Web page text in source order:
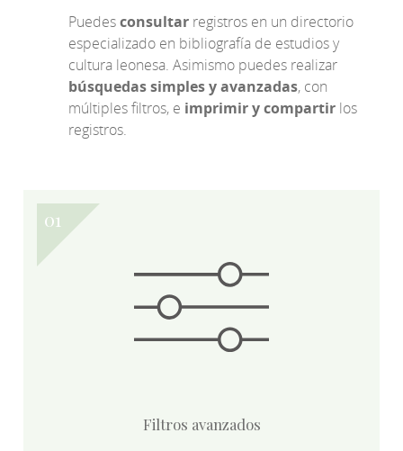
Puedesconsultar registros en un directorio
especializado en bibliografía de estudios y
cultura leonesa. Asimismo puedes realizar
búsquedas simples y avanzadas, con
múltiples filtros, e imprimir y compartir los
registros.
Filtros avanzados